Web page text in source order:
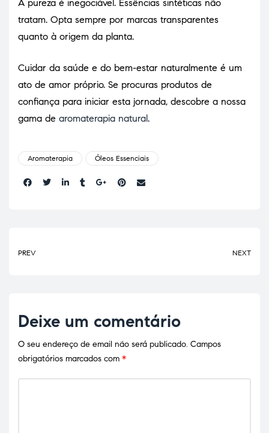
A pureza é inegociável. Essências sintéticas não
tratam. Opta sempre por marcas transparentes
quanto à origem da planta.
Cuidar da saúde e do bem-estar naturalmente é um
ato de amor próprio. Se procuras produtos de
confiança para iniciar esta jornada, descobre a nossa
gama de aromaterapia natural.
Aromaterapia Óleos Essenciais
Share:
PREV NEXT
Deixe um comentário
O seu endereço de email não será publicado. Campos
obrigatórios marcados com *